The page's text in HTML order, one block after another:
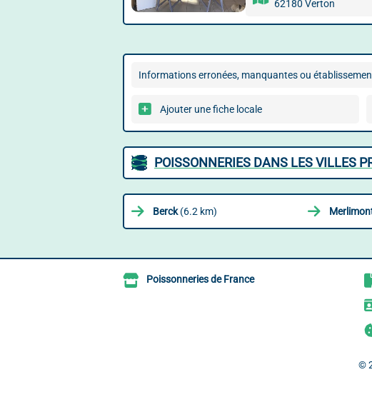
62180 Verton
Informations erronées, manquantes ou
Ajouter une fiche locale
POISSONNERIES DANS LES VILLES
Berck(6.2 km)
Poissonneries de France
©